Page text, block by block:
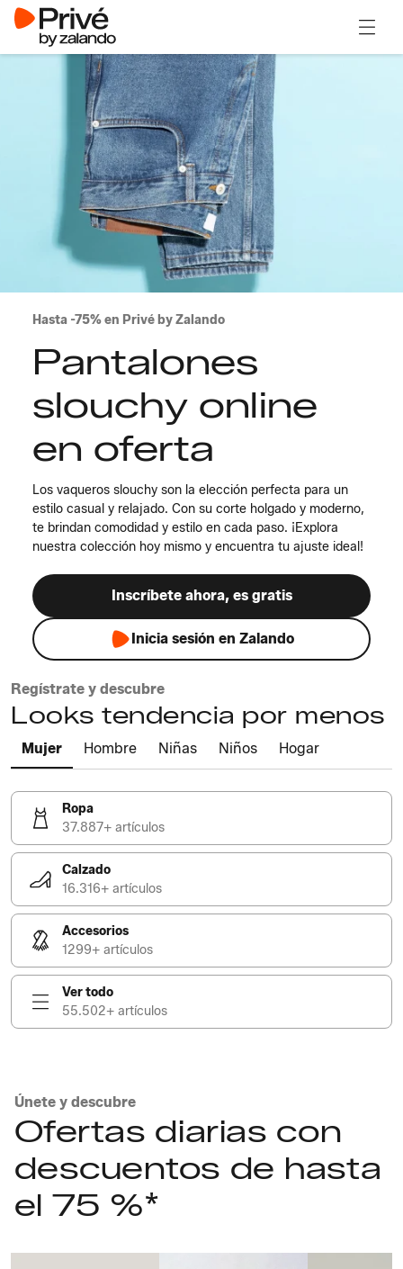
Hasta -75% en Privé by Zalando
Pantalones
slouchy online
en oferta
Los vaqueros slouchy son la elección perfecta para un
estilo casual y relajado. Con su corte holgado y moderno,
te brindan comodidad y estilo en cada paso. ¡Explora
nuestra colección hoy mismo y encuentra tu ajuste ideal!
Inscríbete ahora, es gratis
Inicia sesión en Zalando
Regístrate y descubre
Looks tendencia por menos
Mujer Hombre Niñas Niños Hogar
Ropa
37.887+ artículos
Calzado
16.316+ artículos
Accesorios
1299+ artículos
Ver todo
55.502+ artículos
Únete y descubre
Ofertas diarias con
descuentos de hasta
el 75 %*